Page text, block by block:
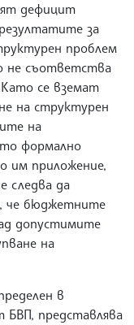
дефицит
за
проблем
не съответства
Като се вземат
на структурен
на
формално
им приложение,
следва да
че бюджетните
допустимите
на
в
БВП, представлява